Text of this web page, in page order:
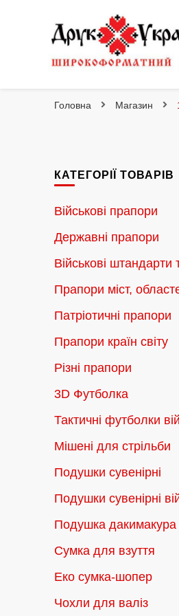
Головна Магазин
КАТЕГОРІЇ ТОВАРІВ
Військові прапори
Державні прапори
Військові штандарти
Прапори міст,
Патріотичні прапори
Прапори країн світу
Різні прапори
3D Футболка
Тактичні футболки
Мішені для стрільби
Подушки сувенірні
Подушки сувенірні
Подушка дакимакура
Сумка для взуття
Еко сумка-шопер
Чохли для валіз